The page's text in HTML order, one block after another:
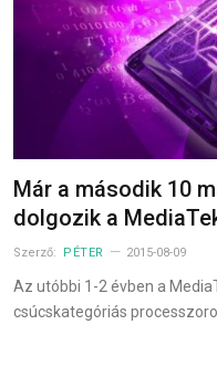
Már a második 10
dolgozik a
Szerző: PÉTER 2015-08-09
Az utóbbi 1-2 évben a
csúcskategóriás